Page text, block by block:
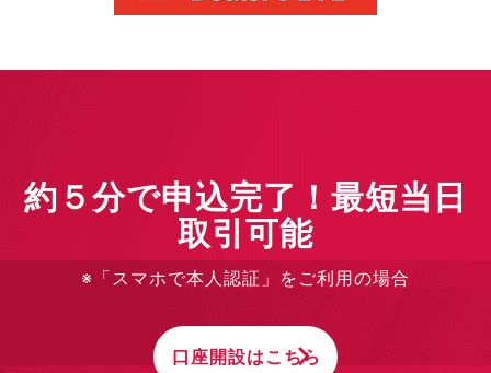
約５分で申込完了！最短当日
取引可能
※「スマホで本人認証」をご利用の場合
口座開設はこちら